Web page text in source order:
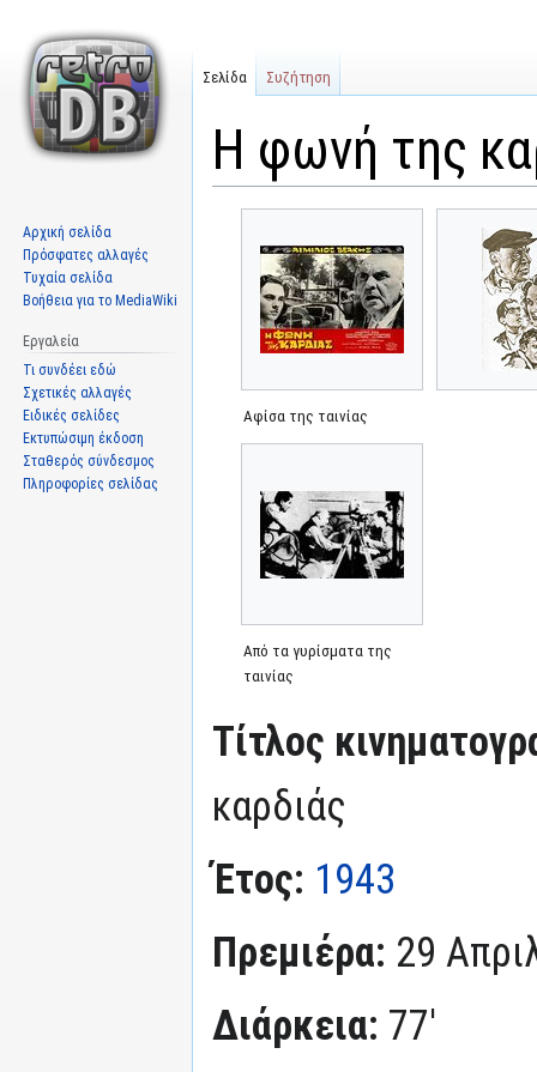
Η φωνή της
πλοήγηση
αναζήτηση
Αφίσα της ταινίας
Από τα γυρίσματα της
ταινίας
Τίτλος
καρδιάς
Έτος: 1943
Πρεμιέρα: 29
Διάρκεια: 77'
Σελίδα Συζήτηση
Αρχική σελίδα
Πρόσφατες αλλαγές
Τυχαία σελίδα
Βοήθεια για το MediaWiki
Εργαλεία
Τι συνδέει εδώ
Σχετικές αλλαγές
Ειδικές σελίδες
Εκτυπώσιμη έκδοση
Σταθερός σύνδεσμος
Πληροφορίες σελίδας